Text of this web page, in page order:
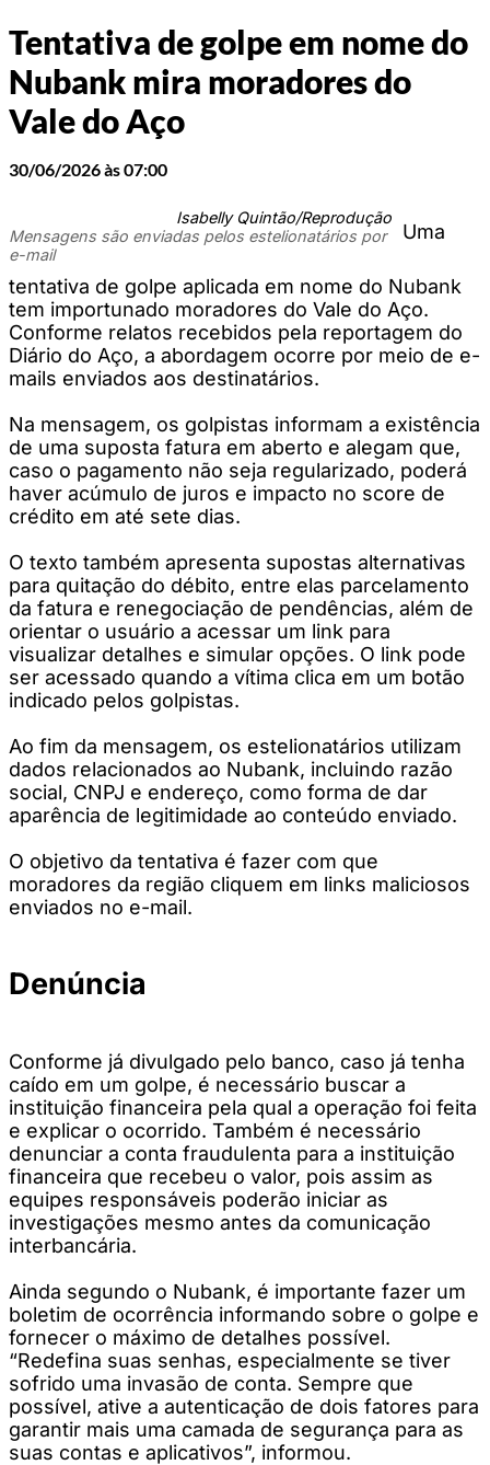
Tentativa de golpe em nome do
Nubank mira moradores do
Vale do Aço
30/06/2026 às 07:00
Isabelly Quintão/Reprodução
Mensagens são enviadas pelos estelionatários por
e-mail
Uma
tentativa de golpe aplicada em nome do Nubank
tem importunado moradores do Vale do Aço.
Conforme relatos recebidos pela reportagem do
Diário do Aço, a abordagem ocorre por meio de e-
mails enviados aos destinatários.
Na mensagem, os golpistas informam a existência
de uma suposta fatura em aberto e alegam que,
caso o pagamento não seja regularizado, poderá
haver acúmulo de juros e impacto no score de
crédito em até sete dias.
O texto também apresenta supostas alternativas
para quitação do débito, entre elas parcelamento
da fatura e renegociação de pendências, além de
orientar o usuário a acessar um link para
visualizar detalhes e simular opções. O link pode
ser acessado quando a vítima clica em um botão
indicado pelos golpistas.
Ao fim da mensagem, os estelionatários utilizam
dados relacionados ao Nubank, incluindo razão
social, CNPJ e endereço, como forma de dar
aparência de legitimidade ao conteúdo enviado.
O objetivo da tentativa é fazer com que
moradores da região cliquem em links maliciosos
enviados no e-mail.
Denúncia
Conforme já divulgado pelo banco, caso já tenha
caído em um golpe, é necessário buscar a
instituição financeira pela qual a operação foi feita
e explicar o ocorrido. Também é necessário
denunciar a conta fraudulenta para a instituição
financeira que recebeu o valor, pois assim as
equipes responsáveis poderão iniciar as
investigações mesmo antes da comunicação
interbancária.
Ainda segundo o Nubank, é importante fazer um
boletim de ocorrência informando sobre o golpe e
fornecer o máximo de detalhes possível.
“Redefina suas senhas, especialmente se tiver
sofrido uma invasão de conta. Sempre que
possível, ative a autenticação de dois fatores para
garantir mais uma camada de segurança para as
suas contas e aplicativos”, informou.